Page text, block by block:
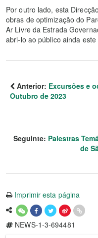
Por outro lado, esta
obras de optimização do
Ar Livre da Estrada
abri-lo ao público ainda este
Anterior: Excursões e
Outubro de 2023
Seguinte: Palestras
de
Imprimir esta página
NEWS-1-3-694481